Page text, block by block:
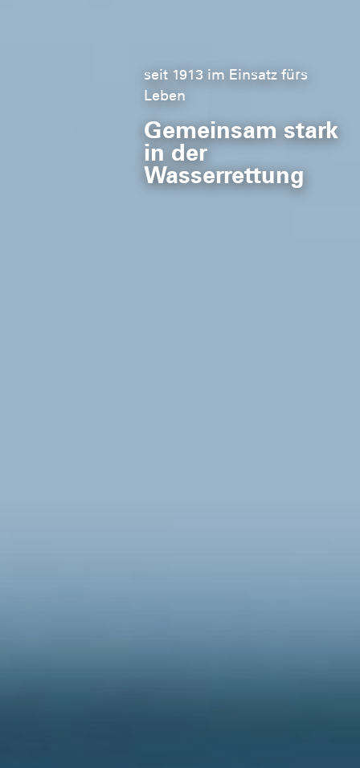
seit 1913 im Einsatz fürs
Leben
Gemeinsam stark
in der
Wasserrettung
Schwimmkurse für Kinder
Für mehr Sicherheit im